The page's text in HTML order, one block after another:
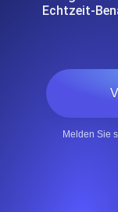
Echtzeit-
Melden Sie